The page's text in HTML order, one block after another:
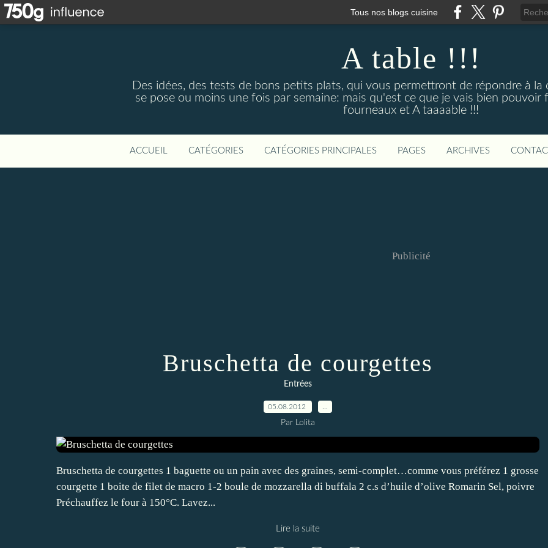
Tous nos blogs cuisine
A table !!!
Des idées, des tests de bons petits plats, qui vous permettront de répondre à
se pose ou moins une fois par semaine: mais qu'est ce que je vais bien pouvoir
fourneaux et A taaaable !!!
ACCUEIL CATÉGORIES CATÉGORIES PRINCIPALES PAGES ARCHIVES
Publicité
Bruschetta de courgettes
Entrées
05.08.2012
Par Lolita
Bruschetta de courgettes 1 baguette ou un pain avec des graines, semi-complet…comme vous préférez 1 grosse
courgette 1 boite de filet de macro 1-2 boule de mozzarella di buffala 2 c.s d’huile d’olive Romarin Sel, poivre
Préchauffez le four à 150°C. Lavez...
Lire la suite